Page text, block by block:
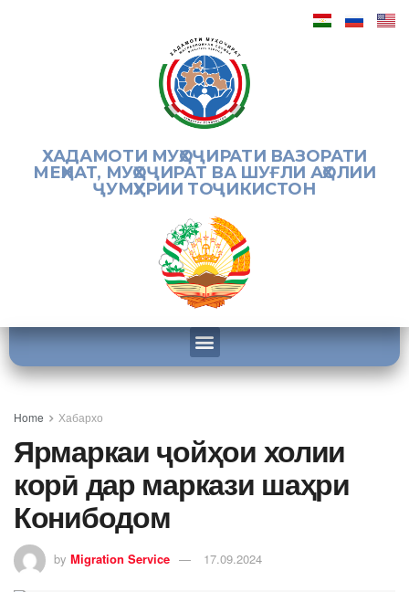
ХАДАМОТИ МУҲОҶИРАТИ ВАЗОРАТИ
МЕҲНАТ, МУҲОҶИРАТ ВА ШУҒЛИ АҲОЛИИ
ҶУМҲУРИИ ТОҶИКИСТОН
Home Хабархо
Ярмаркаи ҷойҳои холии
корӣ дар маркази шаҳри
Конибодом
by Migration Service 17.09.2024